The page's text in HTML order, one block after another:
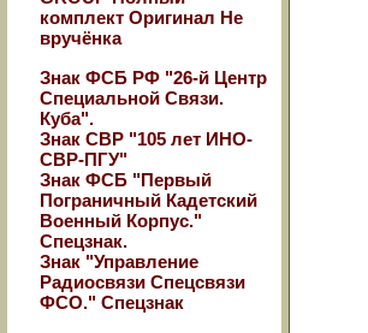
комплект Оригинал Не
вручёнка
Знак ФСБ РФ "26-й Центр
Специальной Связи.
Куба".
Знак СВР "105 лет ИНО-
СВР-ПГУ"
Знак ФСБ "Первый
Пограничный Кадетский
Военный Корпус."
Спецзнак.
Знак "Управление
Радиосвязи Спецсвязи
ФСО." Спецзнак